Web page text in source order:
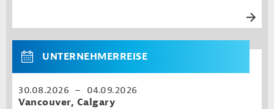
UNTERNEHMERREISE
30.08.2026 – 04.09.2026
Vancouver, Calgary